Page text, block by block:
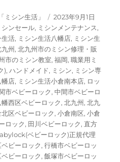
ミシン生活」
投
稿
日:
2023年9月1日
シンセール, ミシンメンテナンス,
生活, ミシン生活八幡店, ミシン生
州 ,北九州市のミシン修理・販
市のミシン教室,福岡,職業用ミ
),ハンドメイド, ミシン, ミシン専
幡店, ミシン生活小倉南本店, ロッ
市ベビーロック,中間市ベビーロ
幡西区ベビーロック,北九州 ,北九
北区ベビーロック,小倉南区,小倉
ロック, 田川ベビーロック, 直方
ベビーロック)正規代理
ビーロック,行橋市ベビーロッ
ビーロック,飯塚市ベビーロッ